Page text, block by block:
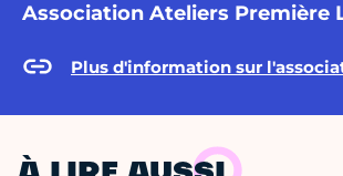
Association Ateliers Première
Plus d'information sur